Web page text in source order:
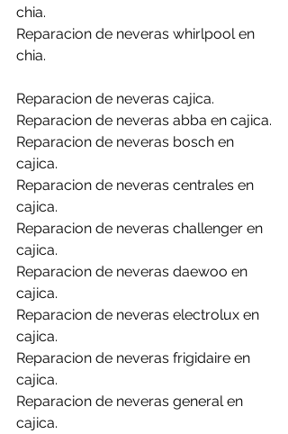
chia.
Reparacion de neveras whirlpool en
chia.
Reparacion de neveras cajica.
Reparacion de neveras abba en cajica.
Reparacion de neveras bosch en
cajica.
Reparacion de neveras centrales en
cajica.
Reparacion de neveras challenger en
cajica.
Reparacion de neveras daewoo en
cajica.
Reparacion de neveras electrolux en
cajica.
Reparacion de neveras frigidaire en
cajica.
Reparacion de neveras general en
cajica.